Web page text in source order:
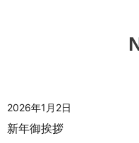
2026年1月2日
新年御挨拶